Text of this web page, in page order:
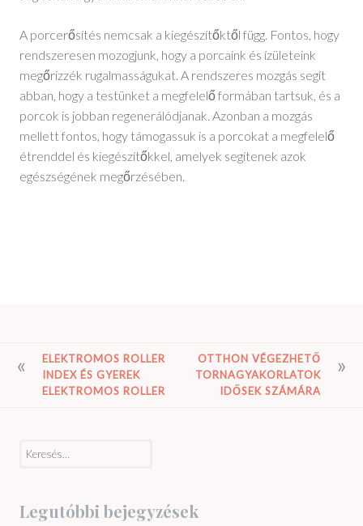
A porcerősítés nemcsak a kiegészítőktől függ. Fontos, hogy
rendszeresen mozogjunk, hogy a porcaink és ízületeink
megőrizzék rugalmasságukat. A rendszeres mozgás segít
abban, hogy a testünket a megfelelő formában tartsuk, és a
porcok is jobban regenerálódjanak. Azonban a mozgás
mellett fontos, hogy támogassuk is a porcokat a megfelelő
étrenddel és kiegészítőkkel, amelyek segítenek azok
egészségének megőrzésében.
BEJEGYZÉS
NAVIGÁCIÓ
ELEKTROMOS ROLLER
INDEX ÉS GYEREK
ELEKTROMOS ROLLER
OTTHON VÉGEZHETŐ
TORNAGYAKORLATOK
IDŐSEK SZÁMÁRA
Legutóbbi bejegyzések